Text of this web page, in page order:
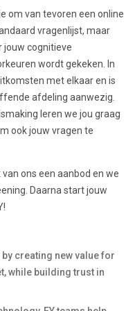
om van tevoren een online
vragenlijst, maar
jouw cognitieve
wordt gekeken. In
met elkaar en is
afdeling aanwezig.
leren we jou graag
ook jouw vragen te
ons een aanbod en we
Daarna start jouw
creating new value for
while building trust in